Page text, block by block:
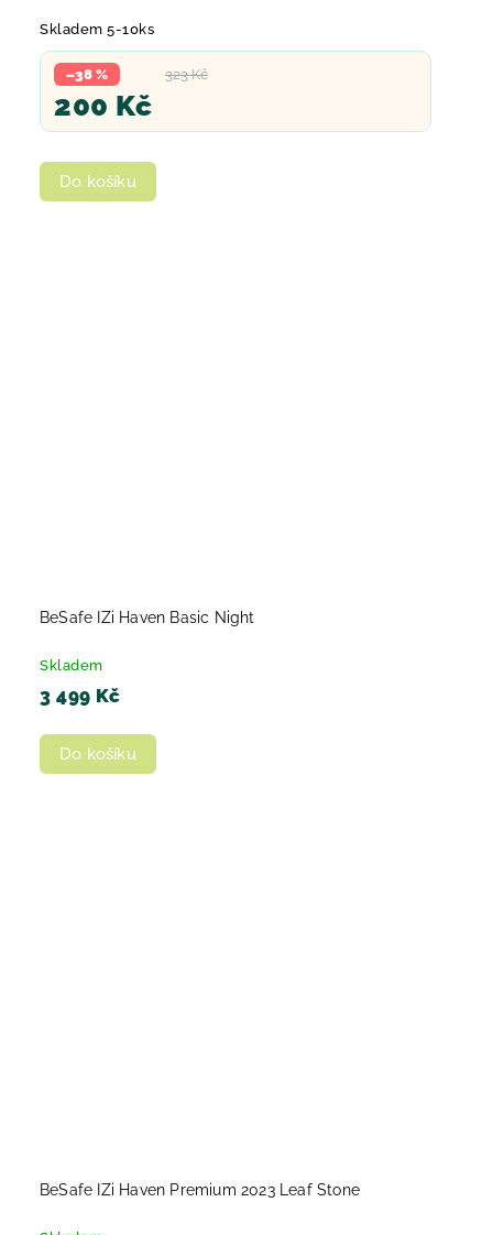
Skladem 5-10ks
323 Kč
–38 %
200 Kč
Do košíku
BeSafe IZi Haven Basic Night
Skladem
3 499 Kč
Do košíku
BeSafe IZi Haven Premium 2023 Leaf Stone